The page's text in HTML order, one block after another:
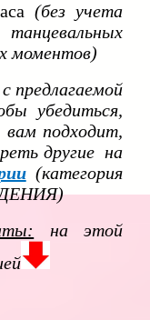
(без учета
моментов)
предлагаемой
убедиться,
подходит,
другие на
(категория
на этой